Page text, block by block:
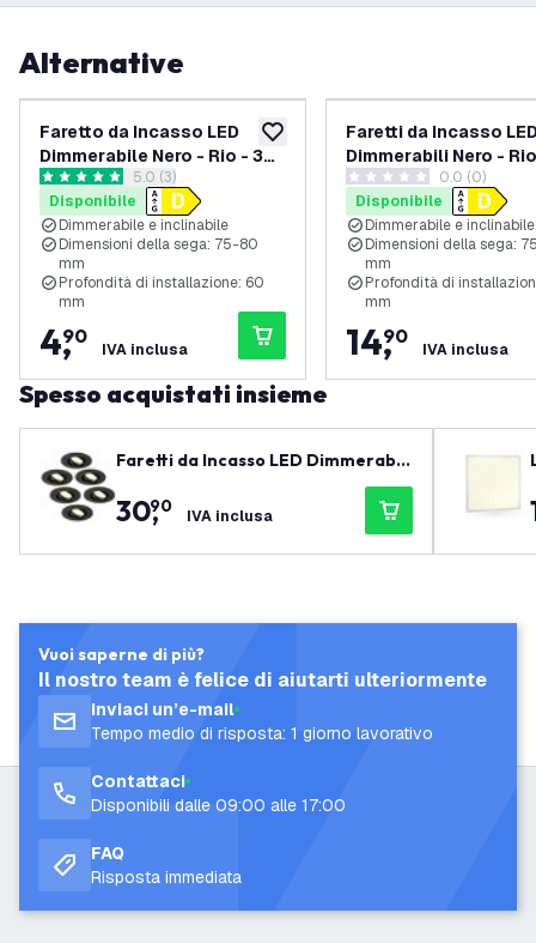
Alternative
aggiungi alla lista desideri
Faretto da Incasso LED
Dimmerabile Nero - Rio - 3W
- 2700K - Ã¸85mm
apri il cassetto delle recensioni
5 stelle di valutazione
5.0 (3)
Disponibile
Dimmerabile e inclinabile
Dimensioni della sega: 75-80
mm
Profondità di installazione: 60
mm
4,
90
IVA inclusa
Faretti da Incasso
Dimmerabili Nero -
6500K - Ã¸85mm - 3
0 stelle di valutazione
0.0 (0)
Disponibile
Dimmerabile e inclinabile
Dimensioni della sega:
mm
Profondità di
mm
14,
90
IVA inclusa
Spesso acquistati insieme
Faretti da Incasso LED Dimmerabili
Nero - Tokyo - 3W - 2700K - ø92m
m - 6 pack
30,
90 IVA inclusa
Vuoi saperne di più?
Il nostro team è felice di aiutarti ulteriormente
Inviaci un’e-mail
Tempo medio di risposta: 1 giorno lavorativo
Contattaci
Disponibili dalle 09:00 alle 17:00
FAQ
Risposta immediata